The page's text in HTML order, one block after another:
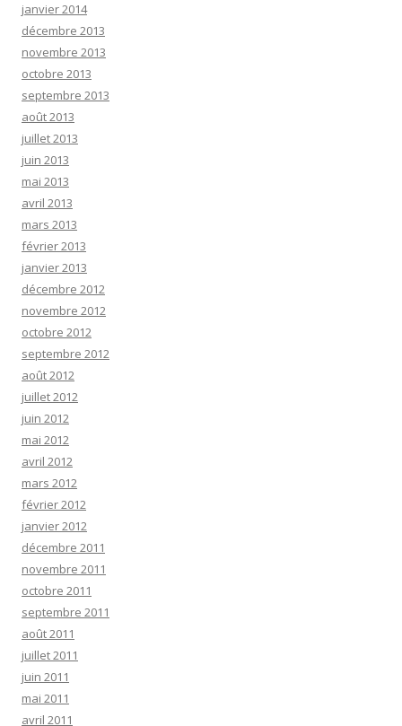
janvier 2014
décembre 2013
novembre 2013
octobre 2013
septembre 2013
août 2013
juillet 2013
juin 2013
mai 2013
avril 2013
mars 2013
février 2013
janvier 2013
décembre 2012
novembre 2012
octobre 2012
septembre 2012
août 2012
juillet 2012
juin 2012
mai 2012
avril 2012
mars 2012
février 2012
janvier 2012
décembre 2011
novembre 2011
octobre 2011
septembre 2011
août 2011
juillet 2011
juin 2011
mai 2011
avril 2011